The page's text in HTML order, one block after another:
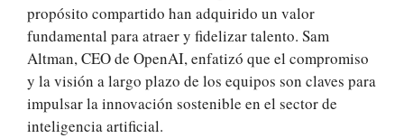
propósito compartido han adquirido un valor
fundamental para atraer y fidelizar talento. Sam
Altman, CEO de OpenAI, enfatizó que el compromiso
y la visión a largo plazo de los equipos son claves para
impulsar la innovación sostenible en el sector de
inteligencia artificial.